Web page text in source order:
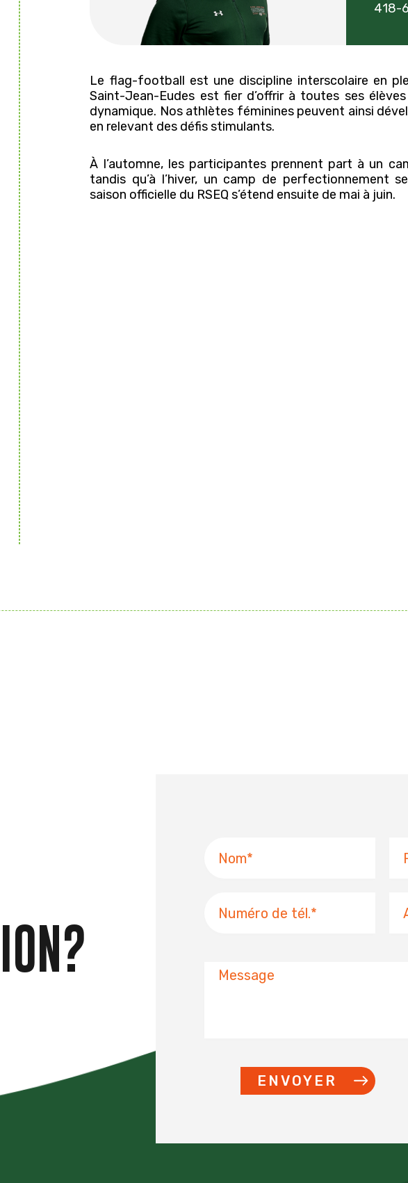
418-
Le flag-football est une discipline interscolaire en
Saint-Jean-Eudes est fier d’offrir à toutes ses
dynamique. Nos athlètes féminines peuvent ainsi
en relevant des défis stimulants.
À l’automne, les participantes prennent part à un
tandis qu’à l’hiver, un camp de perfectionnement
saison officielle du RSEQ s’étend ensuite de mai à juin.
Message
ENVOYER